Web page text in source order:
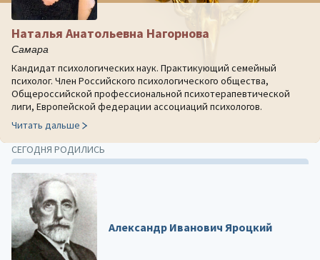
Наталья Анатольевна Нагорнова
Самара
Кандидат психологических наук. Практикующий семейный
психолог. Член Российского психологического общества,
Общероссийской профессиональной психотерапевтической
лиги, Европейской федерации ассоциаций психологов.
Читать дальше
СЕГОДНЯ РОДИЛИСЬ
Александр Иванович Яроцкий